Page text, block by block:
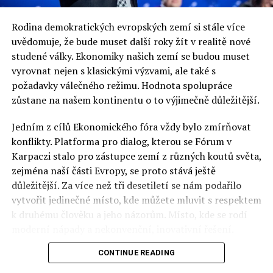
zpravodajství“)
Aféra se v Polsku rozrůstá, politicky se obrana Občanské
platformy zužuje – bývalá premiérka Kopaczová: „Dnes
je jasné, že bylo zapotřebí zřídit onu vyšetřovací komisi
proto, aby byl ponížen mladý muž a aby bylo zaútočeno
politický cynizmus Kaczyńského, který nemá děti a neví,
jak velmi je milujeme, je nechutný“.
jp
RELATED TOPICS:
Předseda českého Ústavního soudu Pavel Rychetský o
Rodina demokratických evropských zemí si stále více
uvědomuje, že bude muset další roky žít v realitě nové
studené války. Ekonomiky našich zemí se budou muset
vyrovnat nejen s klasickými výzvami, ale také s
požadavky válečného režimu. Hodnota spolupráce
zůstane na našem kontinentu o to výjimečně důležitější.
Jedním z cílů Ekonomického fóra vždy bylo zmírňovat
konflikty. Platforma pro dialog, kterou se Fórum v
Karpaczi stalo pro zástupce zemí z různých koutů světa,
zejména naší části Evropy, se proto stává ještě
důležitější. Za více než tři desetiletí se nám podařilo
vytvořit jedinečné místo, kde můžete mluvit s respektem
k druhému člověku a jeho názorům. Místo, kde se rodí
Polsko musí mít instituce, jejichž horizont činnosti je
CONTINUE READING